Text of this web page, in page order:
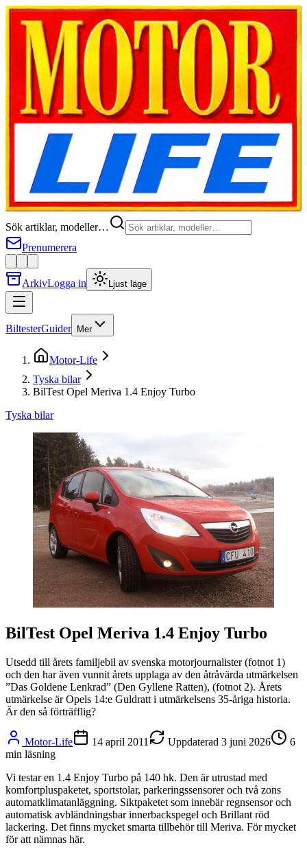
Sök artiklar, modeller…
Prenumerera
ArkivLogga in Ljust läge
BiltesterGuider Mer
Motor-Life
Tyska bilar
BilTest Opel Meriva 1.4 Enjoy Turbo
Tyska bilar
BilTest Opel Meriva 1.4 Enjoy Turbo
Utsedd till årets familjebil av svenska motorjournalister (fotnot 1)
och den har även vunnit årets upplaga av den åtråvärda utmärkelsen
”Das Goldene Lenkrad” (Den Gyllene Ratten), (fotnot 2). Årets
utmärkelse är Opels 14:e Guldratt i utmärkelsens 35-åriga historia.
Är den så förträfflig?
Motor-Life 14 april 2011 Uppdaterad 3 juni 2026
6
min läsning
Vi testar en 1.4 Enjoy Turbo på 140 hk. Den är utrustad med
komfortpluspaketet, sportstolar, parkeringssensorer och två zons
automatklimatanläggning. Siktpaketet som innebär regnsensor och
automatisk avbländningsbar innerbackspegel och Brillant röd
lackering. Det finns mycket smarta tillbehör till Meriva. För mycket
för att nämnas här.